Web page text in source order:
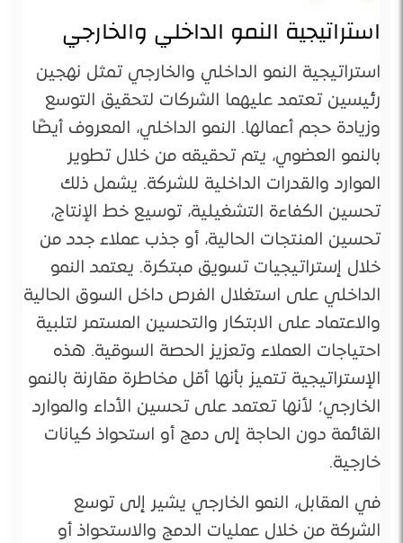
استراتيجية النمو الداخلي والخارجي
استراتيجية النمو الداخلي والخارجي تمثل نهجين
رئيسين تعتمد عليهما الشركات لتحقيق التوسع
وزيادة حجم أعمالها. النمو الداخلي، المعروف أيضًا
بالنمو العضوي، يتم تحقيقه من خلال تطوير
الموارد والقدرات الداخلية للشركة. يشمل ذلك
تحسين الكفاءة التشغيلية، توسيع خط الإنتاج،
تحسين المنتجات الحالية، أو جذب عملاء جدد من
خلال إستراتيجيات تسويق مبتكرة. يعتمد النمو
الداخلي على استغلال الفرص داخل السوق الحالية
والاعتماد على الابتكار والتحسين المستمر لتلبية
احتياجات العملاء وتعزيز الحصة السوقية. هذه
الإستراتيجية تتميز بأنها أقل مخاطرة مقارنة بالنمو
الخارجي؛ لأنها تعتمد على تحسين الأداء والموارد
القائمة دون الحاجة إلى دمج أو استحواذ كيانات
خارجية.
في المقابل، النمو الخارجي يشير إلى توسع
الشركة من خلال عمليات الدمج والاستحواذ أو